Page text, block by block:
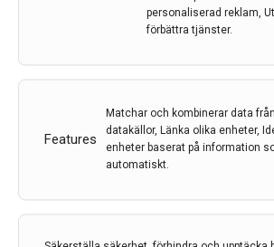
personaliserad reklam,
förbättra tjänster.
Features
Matchar och kombinerar data
datakällor, Länka olika enheter,
enheter baserat på information
automatiskt.
Hög biologisk ålder kan öka risken
kronologiska ålder har signifikant ökad
av stroke och demens, framför allt
Det visar en studie från Karolinska
publiceras i Journal of Neurology,